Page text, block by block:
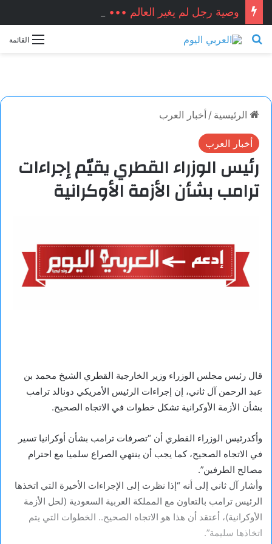
القائمة بحث عن
الرئيسية / أخبار العرب
أخبار العرب
رئيس الوزراء القطري يقيّم إجراءات
ترامب بشأن الأزمة الأوكرانية
قال رئيس مجلس الوزراء وزير الخارجية القطري الشيخ محمد بن
عبد الرحمن آل ثاني، إن إجراءات الرئيس الأمريكي دونالد ترامب
بشأن الأزمة الأوكرانية تشكل خطوات في الاتجاه الصحيح.
وأكدرئيس الوزراء القطري أن “تصرفات ترامب بشأن أوكرانيا تسير
في الاتجاه الصحيح، كما يجب أن ينتهي الصراع سلميا مع احترام
مصالح الطرفين”.
وأشار آل ثاني إلى أنه “إذا نظرت إلى الإجراءات الأخيرة التي اتخذها
الرئيس ترامب بالتعاون مع المملكة العربية السعودية (لحل الأزمة
الأوكرانية)، أعتقد أن هذا هو الاتجاه الصحيح.. الخطوات التي يتم
اتخاذها سليمة”.